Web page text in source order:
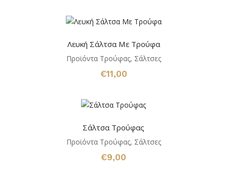
Λευκή Σάλτσα Με Τρούφα
Προϊόντα Τρούφας, Σάλτσες
€11,00
Σάλτσα Τρούφας
Προϊόντα Τρούφας, Σάλτσες
€9,00